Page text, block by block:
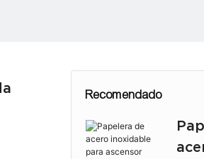
Recomendado